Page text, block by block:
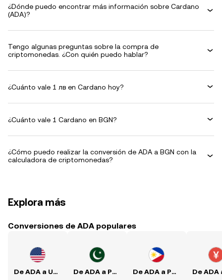
¿Dónde puedo encontrar más información sobre Cardano
(ADA)?
Tengo algunas preguntas sobre la compra de
criptomonedas. ¿Con quién puedo hablar?
¿Cuánto vale 1 лв en Cardano hoy?
¿Cuánto vale 1 Cardano en BGN?
¿Cómo puedo realizar la conversión de ADA a BGN con la
calculadora de criptomonedas?
Explora más
Conversiones de ADA populares
De ADA a USD De ADA a PKR De ADA a PHP